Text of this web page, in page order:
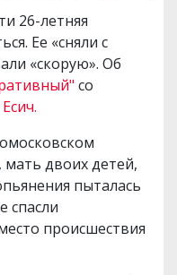
26-летняя
Ее «сняли с
«скорую». Об
со
двоих детей,
пыталась
спасли
происшествия